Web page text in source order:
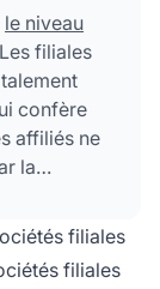
le niveau
filiales
confère
affiliés ne
la
mêmes.filiales
filiales